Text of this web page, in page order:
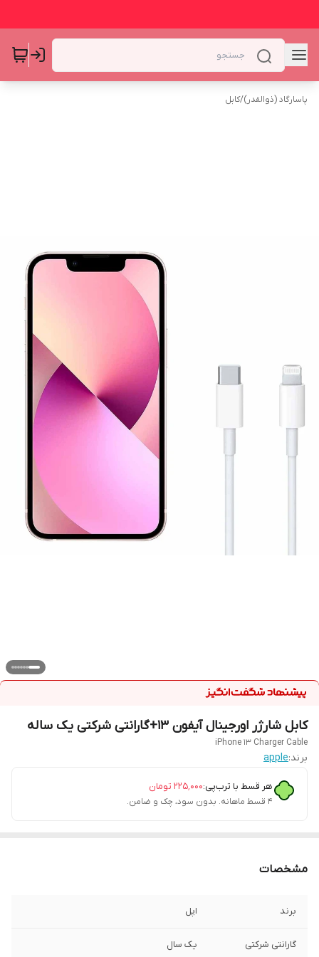
پاسارگاد (ذوالقدر)/کابل
کابل شارژر اورجینال آیفون 13+گارانتی شرکتی یک ساله
iPhone 13 Charger Cable
برند:apple
هر قسط با ترب‌پی:۲۲۵٬۰۰۰ تومان
۴ قسط ماهانه. بدون سود، چک و ضامن.
مشخصات
برند اپل
گارانتی شرکتی یک سال